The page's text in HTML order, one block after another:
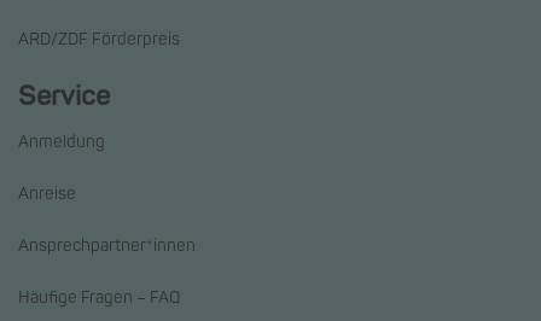
ARD/ZDF Förderpreis
Service
Anmeldung
Anreise
Ansprechpartner*innen
Häufige Fragen – FAQ